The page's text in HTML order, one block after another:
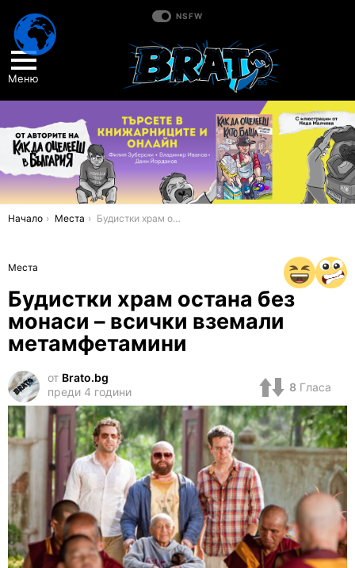
NSFW
Меню
You are here:
Начало Места Будистки храм остана без монаси – всички вземали метамфетамини
Места
Будистки храм остана без
монаси – всички вземали
метамфетамини
от Brato.bg
преди 4 години
8 Гласа